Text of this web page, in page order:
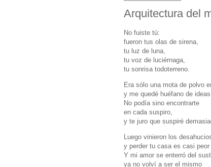
Arquitectura del
No fuiste tú:
fueron tus olas de sirena,
tu luz de luna,
tu voz de luciérnaga,
tu sonrisa todoterreno.
Era sólo una mota de polvo
y me quedé huéfano de
No podía sino encontrarte
en cada suspiro,
y te juro que suspiré
Luego vinieron los
y perder tu casa es casi
Y mi amor se enterró del
ya no volví a ser el mismo